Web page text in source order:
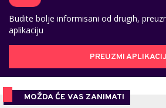
Budite bolje informisani od drugih,
aplikaciju
PREUZMI
MOŽDA ĆE VAS ZANIMATI